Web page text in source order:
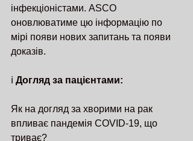
інфекціоністами. ASCO
оновлюватиме цю інформацію по
мірі появи нових запитань та появи
доказів.
ℹ️ Догляд за пацієнтами:
Як на догляд за хворими на рак
впливає пандемія COVID-19, що
триває?